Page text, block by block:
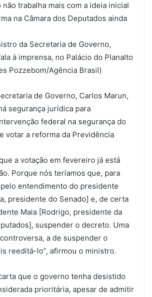
trabalha mais com a ideia inicial
na Câmara dos Deputados ainda
da Secretaria de Governo,
à imprensa, no Palácio do Planalto
Pozzebom/Agência Brasil)
de Governo, Carlos Marun,
segurança jurídica para
federal na segurança do
votar a reforma da Previdência
a votação em fevereiro já está
Porque nós teríamos que, para
pelo entendimento do presidente
presidente do Senado] e, de certa
Maia [Rodrigo, presidente da
suspender o decreto. Uma
a de suspender o
reeditá-lo”, afirmou o ministro.
que o governo tenha desistido
prioritária, apesar de admitir